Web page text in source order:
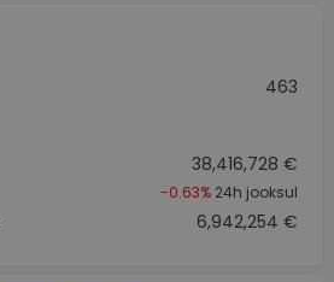
463
38,416,728 €
-0.63% 24h jooksul
6,942,254 €